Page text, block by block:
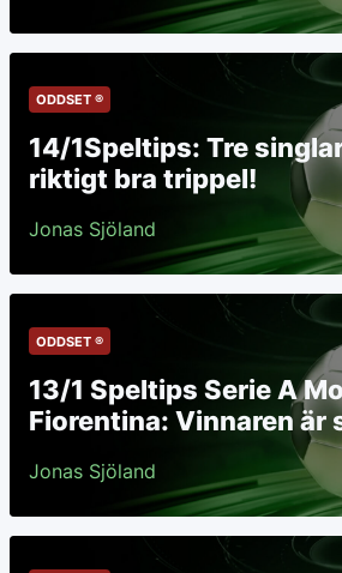
ODDSET ®
14/1Speltips: Tre
riktigt bra trippel!
Jonas Sjöland
ODDSET ®
13/1 Speltips Serie A
Fiorentina: Vinnaren är
Jonas Sjöland